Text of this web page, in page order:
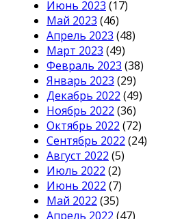
Июнь 2023 (17)
Май 2023 (46)
Апрель 2023 (48)
Март 2023 (49)
Февраль 2023 (38)
Январь 2023 (29)
Декабрь 2022 (49)
Ноябрь 2022 (36)
Октябрь 2022 (72)
Сентябрь 2022 (24)
Август 2022 (5)
Июль 2022 (2)
Июнь 2022 (7)
Май 2022 (35)
Апрель 2022 (47)